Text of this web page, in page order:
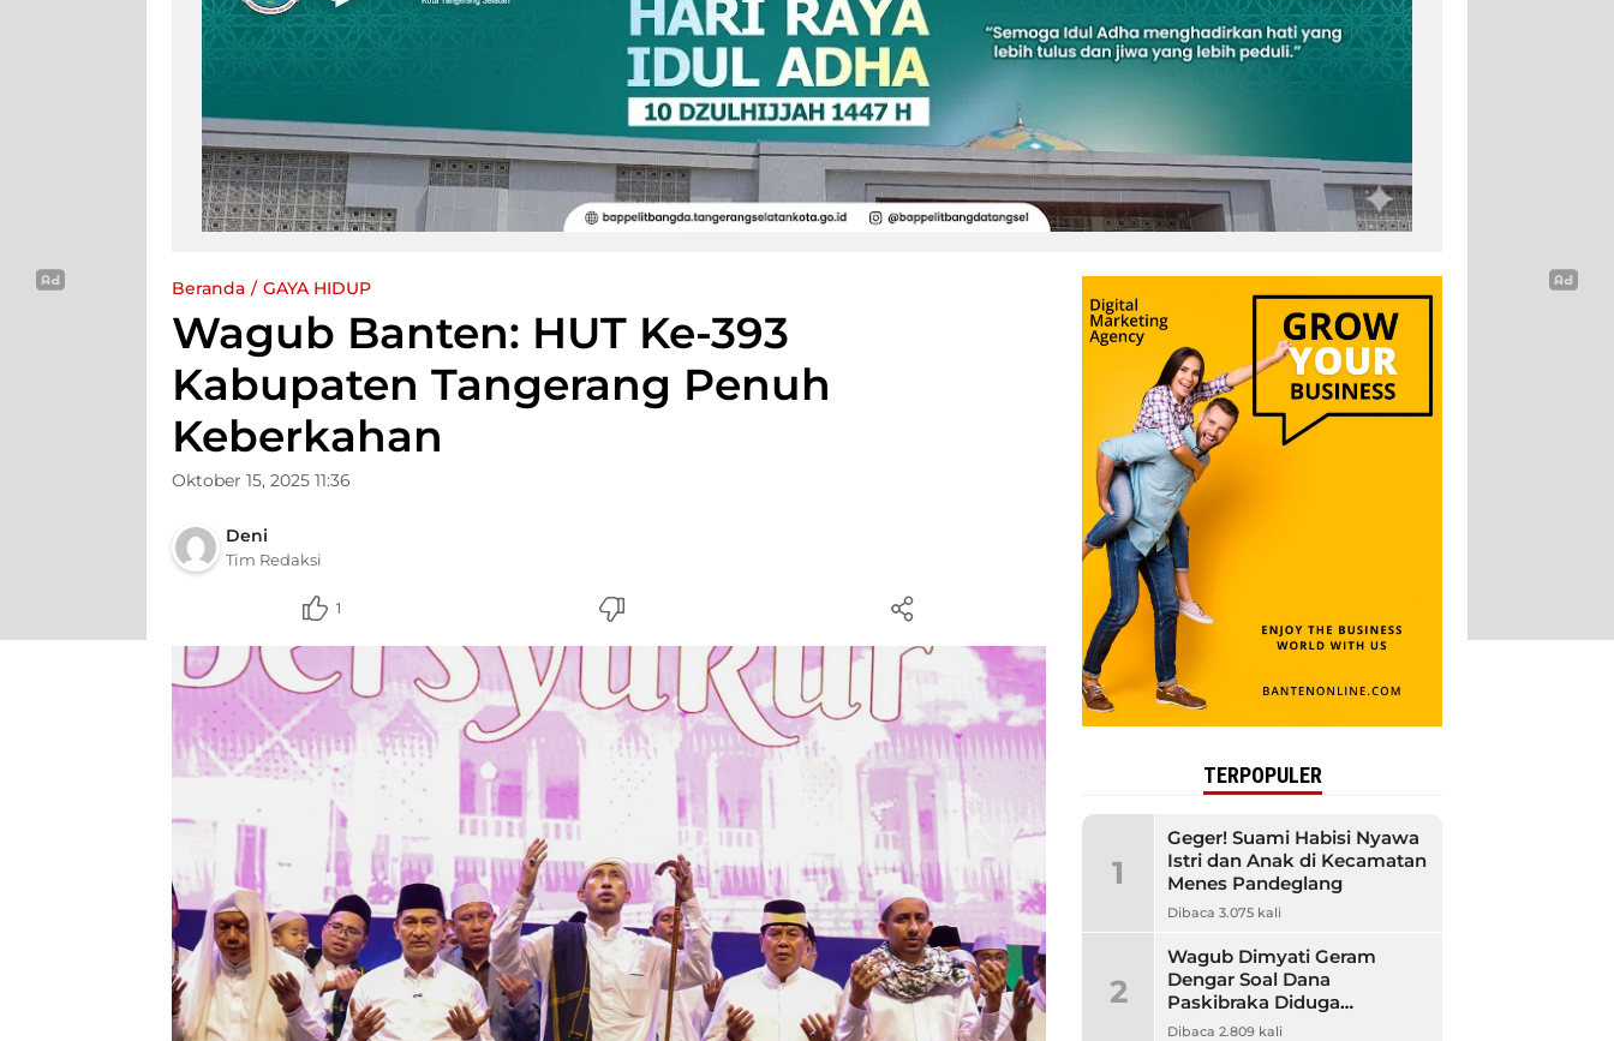
Beranda GAYA HIDUP
Wagub Banten: HUT Ke-393
Kabupaten Tangerang Penuh
Keberkahan
Oktober 15, 2025 11:36
Deni
Tim Redaksi
1
TERPOPULER
1
Geger! Suami Habisi Nyawa
Istri dan Anak di Kecamatan
Menes Pandeglang
Dibaca 3.075 kali
2
Wagub Dimyati Geram
Dengar Soal Dana
Paskibraka Diduga
Bermasalah, Banyak
Dibaca 2.809 kali